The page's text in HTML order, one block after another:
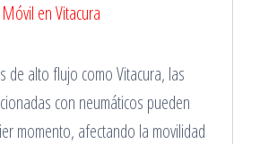
en
La
Florida
en Vitacura
de alto flujo como Vitacura, las
con neumáticos pueden
momento, afectando la movilidad